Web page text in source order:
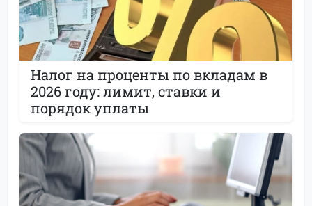
Налог на проценты по вкладам в
2026 году: лимит, ставки и
порядок уплаты